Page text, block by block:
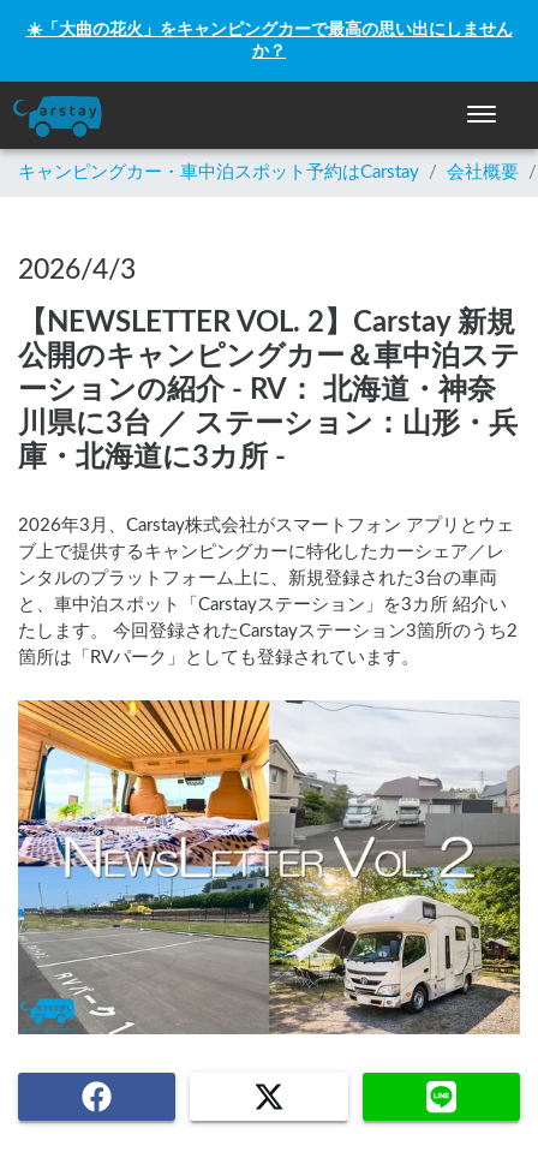
☀️「大曲の花火」をキャンピングカーで最高の思い出にしません
か？
ナビゲ
キャンピングカー・車中泊スポット予約はCarstay / 会社概要 /
2026/4/3
【NEWSLETTER VOL. 2】Carstay 新規
公開のキャンピングカー＆車中泊ステ
ーションの紹介 - RV： 北海道・神奈
川県に3台 ／ ステーション：山形・兵
庫・北海道に3カ所 -
2026年3月、Carstay株式会社がスマートフォン アプリとウェ
ブ上で提供するキャンピングカーに特化したカーシェア／レ
ンタルのプラットフォーム上に、新規登録された3台の車両
と、車中泊スポット「Carstayステーション」を3カ所 紹介い
たします。 今回登録されたCarstayステーション3箇所のうち2
箇所は「RVパーク」としても登録されています。